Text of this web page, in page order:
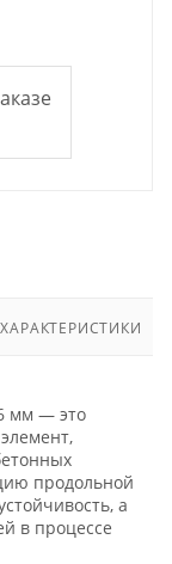
ХАРАКТЕРИСТИКИ
мм — это
продольной
а
в процессе